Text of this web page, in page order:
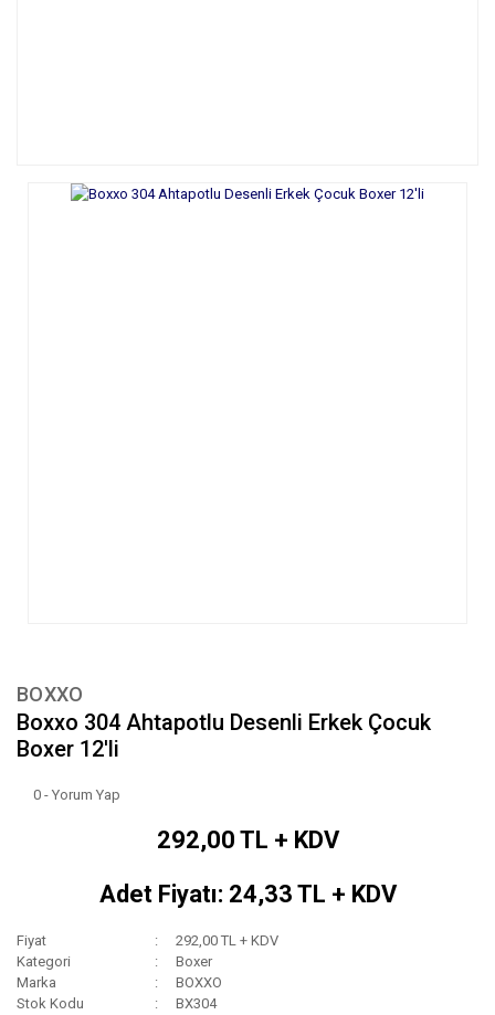
BOXXO
Boxxo 304 Ahtapotlu Desenli Erkek Çocuk
Boxer 12'li
0 - Yorum Yap
292,00 TL + KDV
Adet Fiyatı: 24,33 TL + KDV
Fiyat
292,00 TL + KDV
Kategori
Boxer
Marka
BOXXO
Stok Kodu
BX304